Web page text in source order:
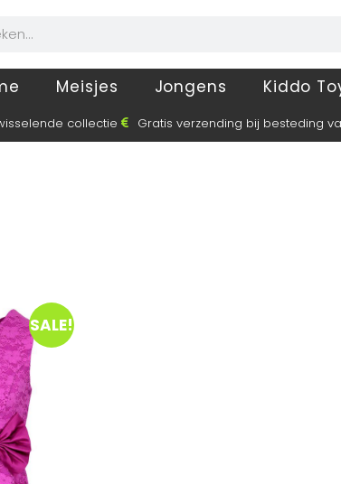
Meisjes Jongens Kiddo
collectie Gratis verzending bij besteding
SALE!